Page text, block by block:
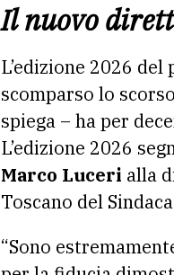
Il nuovo
L’edizione 2026
scomparso lo
spiega – ha per
L’edizione 2026
Marco Luceri alla
Toscano del
“Sono